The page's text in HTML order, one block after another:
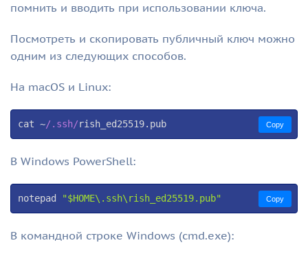
помнить и вводить при использовании ключа.
Посмотреть и скопировать публичный ключ можно
одним из следующих способов.
На macOS и Linux:
cat ~/.ssh/rish_ed25519.pub Copy
В Windows PowerShell:
notepad "$HOME\.ssh\rish_ed25519.pub" Copy
В командной строке Windows (cmd.exe):